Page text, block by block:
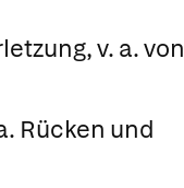
v. a. von
Rücken und